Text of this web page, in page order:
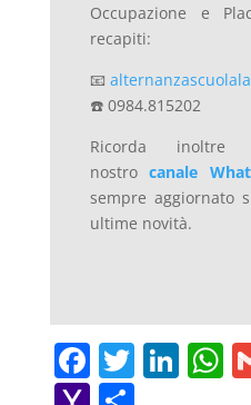
Occupazione e
recapiti:
📧
☎️ 0984.815202
Ricorda
nostrocanale
sempre aggiornato
ultime novità.
F T Li